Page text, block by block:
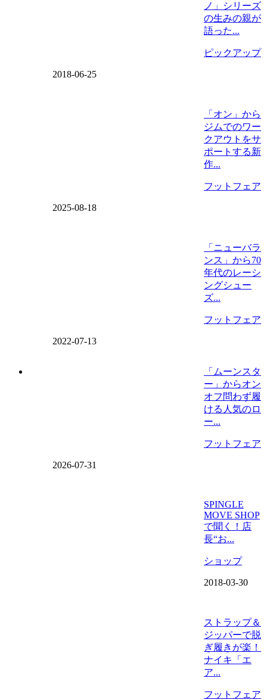
ノ」シリーズ
の生みの親が
語った...
ピックアップ
2018-06-25
「オン」から
ジムでのワー
クアウトをサ
ポートする新
作...
フットフェア
2025-08-18
「ニューバラ
ンス」から70
年代のレーシ
ングシュー
ズ...
フットフェア
2022-07-13
「ムーンスタ
ー」からオン
オフ問わず履
ける人気のロ
ー...
フットフェア
2026-07-31
SPINGLE
MOVE SHOP
で聞く！店
長“お...
ショップ
2018-03-30
ストラップ＆
ジッパーで脱
ぎ履きが楽！
ナイキ「エ
ア...
フットフェア